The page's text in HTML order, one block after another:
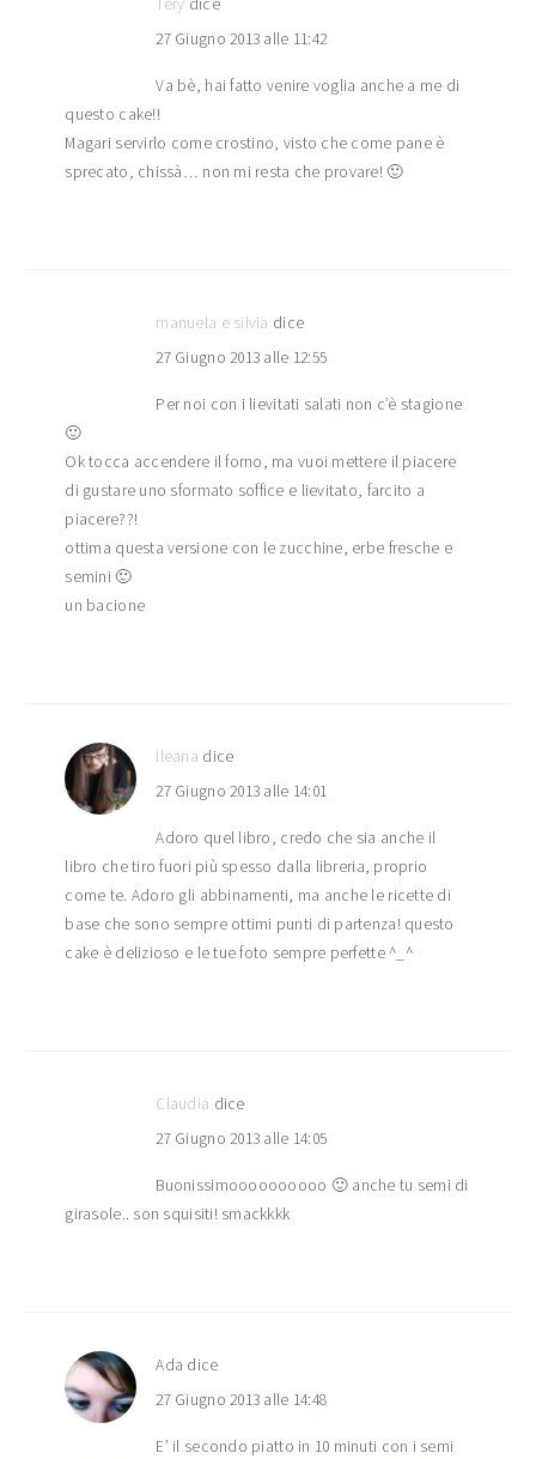
Tery dice
27 Giugno 2013 alle 11:42
Va bè, hai fatto venire voglia anche a me di
questo cake!!
Magari servirlo come crostino, visto che come pane è
sprecato, chissà… non mi resta che provare! 🙂
manuela e silvia dice
27 Giugno 2013 alle 12:55
Per noi con i lievitati salati non c’è stagione
🙂
Ok tocca accendere il forno, ma vuoi mettere il piacere
di gustare uno sformato soffice e lievitato, farcito a
piacere??!
ottima questa versione con le zucchine, erbe fresche e
semini 🙂
un bacione
Ileana dice
27 Giugno 2013 alle 14:01
Adoro quel libro, credo che sia anche il
libro che tiro fuori più spesso dalla libreria, proprio
come te. Adoro gli abbinamenti, ma anche le ricette di
base che sono sempre ottimi punti di partenza! questo
cake è delizioso e le tue foto sempre perfette ^_^
Claudia dice
27 Giugno 2013 alle 14:05
Buonissimoooooooooo 🙂 anche tu semi di
girasole.. son squisiti! smackkkk
Ada dice
27 Giugno 2013 alle 14:48
E’ il secondo piatto in 10 minuti con i semi